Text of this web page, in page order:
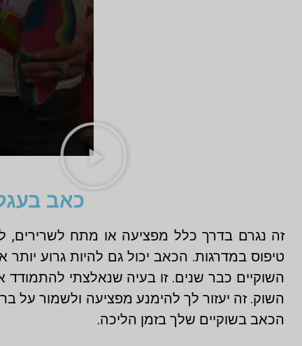
כאב
זה נגרם בדרך כלל מפציעה או מתח לשרירים,
טיפוס במדרגות. הכאב יכול גם להיות גרוע
השוקיים כבר שנים. זו בעיה שנאלצתי
השוק. זה יעזור לך להימנע מפציעה ולשמור על
הכאב בשוקיים שלך בזמן הליכה.